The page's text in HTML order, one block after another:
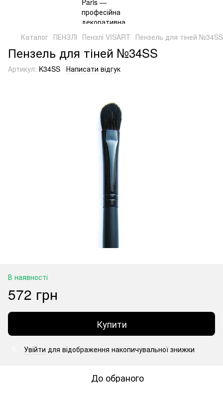
Каталог ПЕНЗЛІ Пензлі VISART Пензель для тіней №34SS
Пензель для тіней №34SS
Артикул: K34SS Написати відгук
В наявності
572 грн
Купити
Увійти для відображення накопичувальної знижки
До обраного